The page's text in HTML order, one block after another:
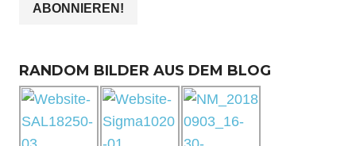
RANDOM BILDER AUS DEM BLOG